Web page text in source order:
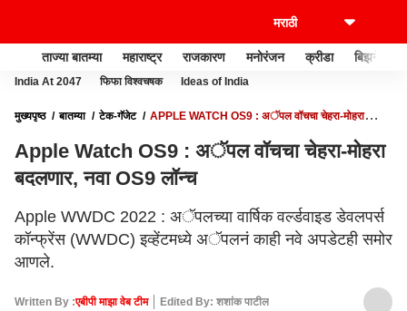
ताज्या बातम्या महाराष्ट्र राजकारण मनोरंजन क्रीडा बिझनेस
India At 2047 फिफा विश्वचषक Ideas of India
मुख्यपृष्ठ बातम्या टेक-गॅजेट
APPLE WATCH OS9 : अॅपल वॉचचा चेहरा-मोहरा
Apple Watch OS9 : अॅपल वॉचचा चेहरा-मोहरा
बदलणार, नवा OS9 लॉन्च
Apple WWDC 2022 : अॅपलच्या वार्षिक वर्ल्डवाइड डेवलपर्स
कॉन्फ्रेंस (WWDC) इव्हेंटमध्ये अॅपलनं काही नवे अपडेटही समोर
आणले.
Written By :एबीपी माझा वेब टीम
Edited By: शशांक पाटील